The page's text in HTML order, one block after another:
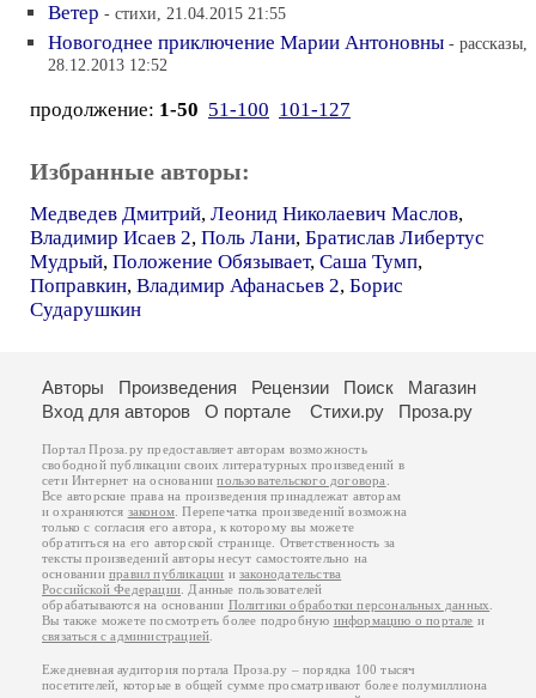
Ветер - стихи, 21.04.2015 21:55
Новогоднее приключение Марии Антоновны - рассказы,
28.12.2013 12:52
продолжение: 1-50 51-100 101-127
Избранные авторы:
Медведев Дмитрий, Леонид Николаевич Маслов,
Владимир Исаев 2, Поль Лани, Братислав Либертус
Мудрый, Положение Обязывает, Саша Тумп,
Поправкин, Владимир Афанасьев 2, Борис
Сударушкин
Авторы Произведения Рецензии Поиск
Магазин
Вход для авторов
О портале Стихи.ру Проза.ру
Портал Проза.ру предоставляет авторам возможность
свободной публикации своих литературных произведений в
сети Интернет на основаниипользовательского договора
Все авторские права на произведения принадлежат авторам
и охраняются законом . Перепечатка произведений возможна
только с согласия его автора, к которому вы можете
обратиться на его авторской странице. Ответственность за
тексты произведений авторы несут самостоятельно на
основанииправил публикации изаконодательства
Российской Федерации . Данные пользователей
обрабатываются на основании Политики обработки персональных данных
Вы также можете посмотреть более подробную информацию о портале и
связаться с администрацией
Ежедневная аудитория портала Проза.ру – порядка 100 тысяч
посетителей, которые в общей сумме просматривают более полумиллиона